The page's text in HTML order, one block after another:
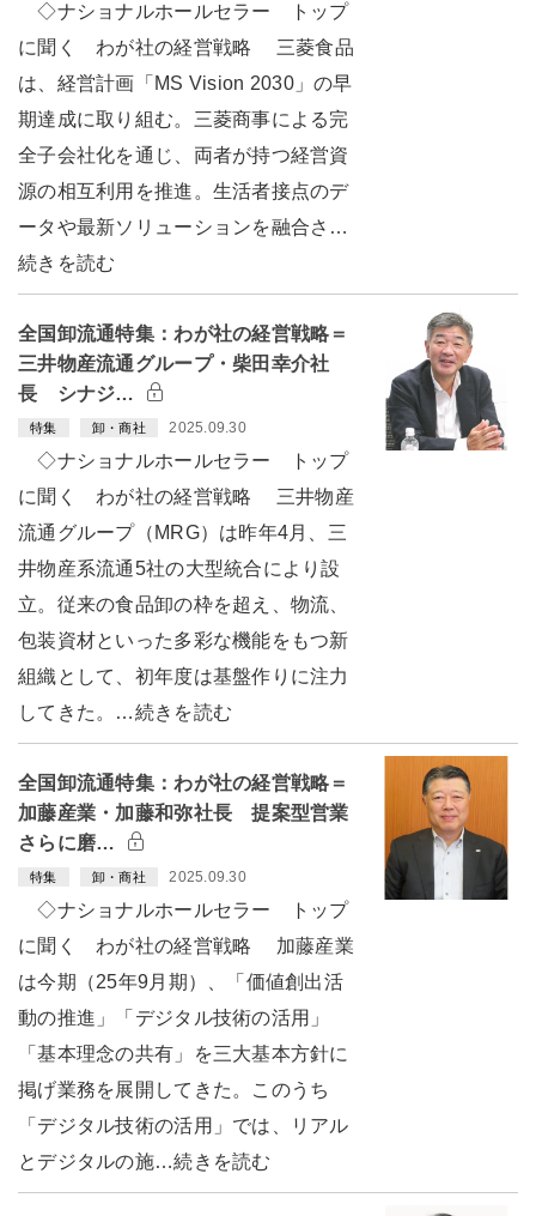
◇ナショナルホールセラー トップ
に聞く わが社の経営戦略 三菱食品
は、経営計画「MS Vision 2030」の早
期達成に取り組む。三菱商事による完
全子会社化を通じ、両者が持つ経営資
源の相互利用を推進。生活者接点のデ
ータや最新ソリューションを融合さ…
続きを読む
全国卸流通特集：わが社の経営戦略＝
三井物産流通グループ・柴田幸介社
長 シナジ…
特集 卸・商社 2025.09.30
◇ナショナルホールセラー トップ
に聞く わが社の経営戦略 三井物産
流通グループ（MRG）は昨年4月、三
井物産系流通5社の大型統合により設
立。従来の食品卸の枠を超え、物流、
包装資材といった多彩な機能をもつ新
組織として、初年度は基盤作りに注力
してきた。…続きを読む
全国卸流通特集：わが社の経営戦略＝
加藤産業・加藤和弥社長 提案型営業
さらに磨…
特集 卸・商社 2025.09.30
◇ナショナルホールセラー トップ
に聞く わが社の経営戦略 加藤産業
は今期（25年9月期）、「価値創出活
動の推進」「デジタル技術の活用」
「基本理念の共有」を三大基本方針に
掲げ業務を展開してきた。このうち
「デジタル技術の活用」では、リアル
とデジタルの施…続きを読む